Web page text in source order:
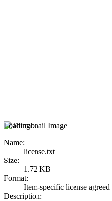
Loading...
Name:
license.txt
Size:
1.72 KB
Format:
Item-specific license
Description: